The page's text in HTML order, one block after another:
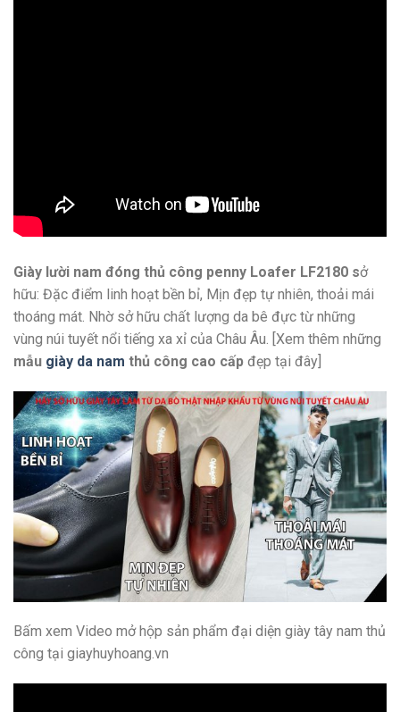
Giày lười nam đóng thủ công penny Loafer LF2180 sở
hữu: Đặc điểm linh hoạt bền bỉ, Mịn đẹp tự nhiên, thoải mái
thoáng mát. Nhờ sở hữu chất lượng da bê đực từ những
vùng núi tuyết nổi tiếng xa xỉ của Châu Âu. [Xem thêm những
mẫu giày da nam thủ công cao cấp đẹp tại đây]
Bấm xem Video mở hộp sản phẩm đại diện giày tây nam thủ
công tại giayhuyhoang.vn